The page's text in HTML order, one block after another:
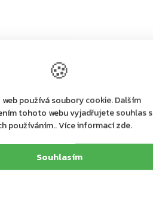
🍪
používá soubory cookie. Dalším
tohoto webu vyjadřujete souhlas s
používáním.. Více informací zde.
Souhlasím
ochránit své cennosti,
i zbraně a munici
otvorů
závěsnou registraturu